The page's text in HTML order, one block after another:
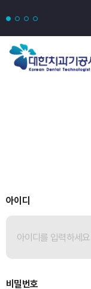
아이디
비밀번호